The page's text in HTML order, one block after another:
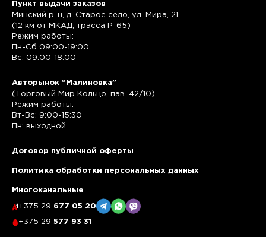
Пункт выдачи заказов
Минский р-н, д. Старое село, ул. Мира, 21
(12 км от МКАД, трасса P-65)
Режим работы:
Пн-Сб 09:00-19:00
Вс: 09:00-18:00
Авторынок “Малиновка”
(Торговый Мир Кольцо, пав. 42/10)
Режим работы:
Вт-Вс: 9:00-15:30
Пн: выходной
Договор публичной оферты
Политика обработки персональных данных
Многоканальные
+375 29 677 05 20
+375 29 577 93 31